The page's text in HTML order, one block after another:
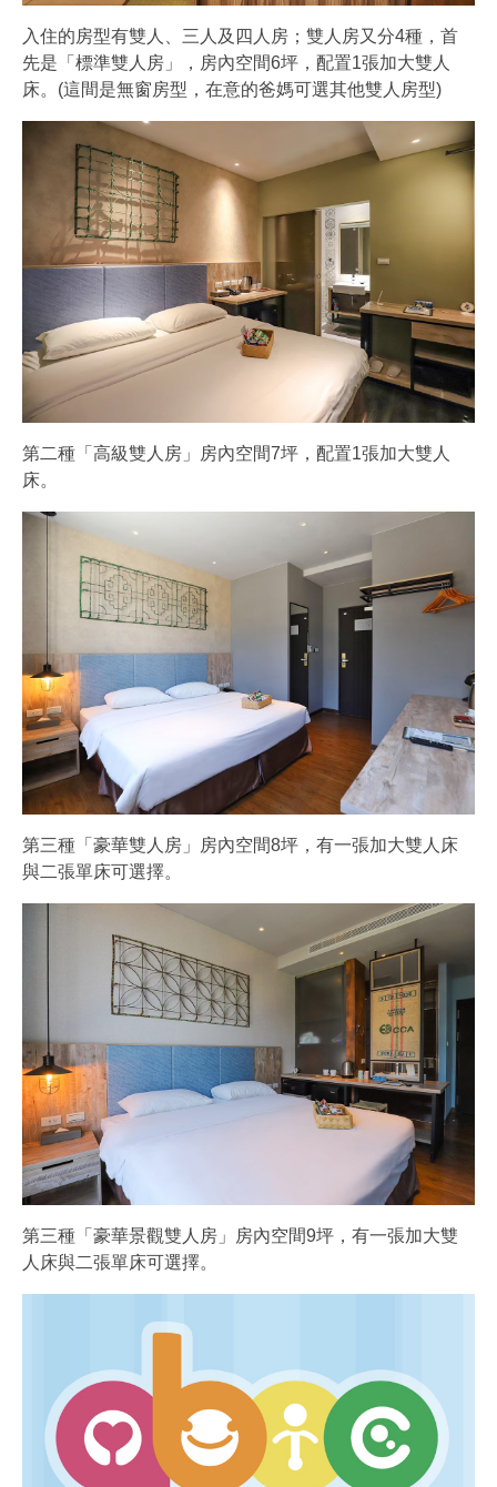
入住的房型有雙人、三人及四人房；雙人房又分4種，首
先是「標準雙人房」，房內空間6坪，配置1張加大雙人
床。(這間是無窗房型，在意的爸媽可選其他雙人房型)
第二種「高級雙人房」房內空間7坪，配置1張加大雙人
床。
第三種「豪華雙人房」房內空間8坪，有一張加大雙人床
與二張單床可選擇。
第三種「豪華景觀雙人房」房內空間9坪，有一張加大雙
人床與二張單床可選擇。